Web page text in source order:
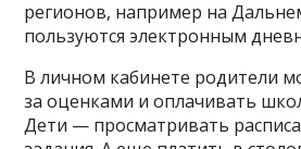
регионов, например на
пользуются электронным
В личном кабинете родители
за оценками и оплачивать
Дети — просматривать